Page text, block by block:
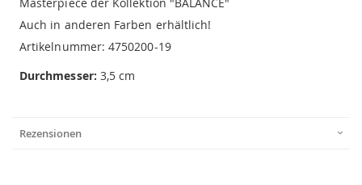
Auch in anderen Farben erhältlich!
Artikelnummer: 4750200-19
Durchmesser: 3,5 cm
Rezensionen